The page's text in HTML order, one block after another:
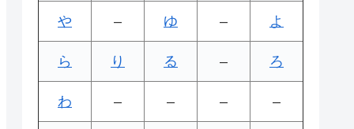
や – ゆ – よ
ら り る – ろ
わ – – – –